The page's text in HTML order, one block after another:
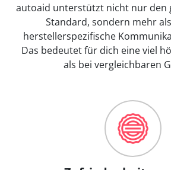
autoaid unterstützt nicht nur den
Standard, sondern mehr
herstellerspezifische
Das bedeutet für dich eine viel
als bei vergleichbaren